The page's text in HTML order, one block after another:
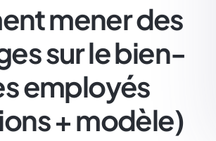
mener des
sur le bien-
employés
+ modèle)